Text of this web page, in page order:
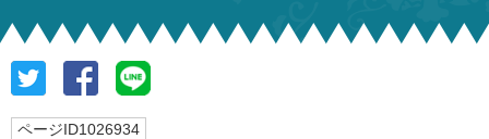
ページID1026934